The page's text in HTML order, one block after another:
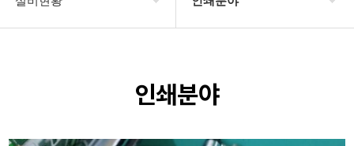
인쇄분야
인쇄분야